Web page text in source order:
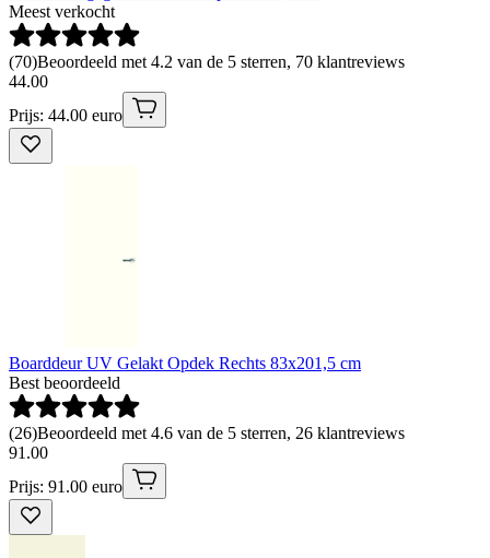
Meest verkocht
(70)Beoordeeld met 4.2 van de 5 sterren, 70 klantreviews
44.00
Prijs: 44.00 euro
Boarddeur UV Gelakt Opdek Rechts 83x201,5 cm
Best beoordeeld
(26)Beoordeeld met 4.6 van de 5 sterren, 26 klantreviews
91 .00
Prijs: 91.00 euro